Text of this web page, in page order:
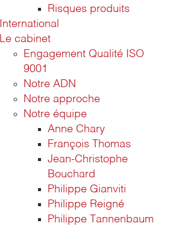
Risques produits
International
Le cabinet
Engagement Qualité ISO
9001
Notre ADN
Notre approche
Notre équipe
Anne Chary
François Thomas
Jean-Christophe
Bouchard
Philippe Gianviti
Philippe Reigné
Philippe Tannenbaum